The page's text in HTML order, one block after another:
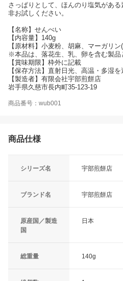
さっぱりとして、ほんのり塩気があ
非お試しください。
【名称】せんべい
【内容量】140g
【原材料】小麦粉、胡麻、マーガリ
※本品は、落花生、乳、卵を含む製品
【賞味期限】枠外に記載
【保存方法】直射日光、高温・多湿
【製造者】有限会社宇部煎餅店
岩手県久慈市長内町35-123-19
商品番号：wub001
商品仕様
シリーズ名 宇部煎餅店
ブランド名 宇部煎餅店
原産国／製造
国
日本
総重量 140g